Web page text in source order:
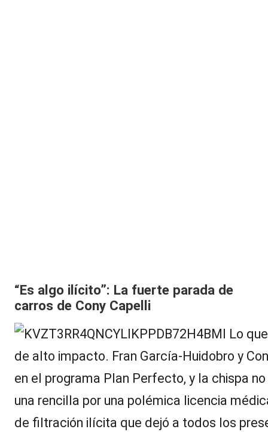
“Es algo ilícito”: La fuerte parada de
carros de Cony Capelli